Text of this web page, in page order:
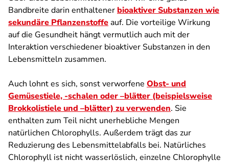
Bandbreite darin enthaltener bioaktiver Substanzen wie
sekundäre Pflanzenstoffeauf. Die vorteilige Wirkung
auf die Gesundheit hängt vermutlich auch mit der
Interaktion verschiedener bioaktiver Substanzen in den
Lebensmitteln zusammen.
Auch lohnt es sich, sonst verworfene Obst- und
Gemüsestiele, -schalen oder –blätter (beispielsweise
Brokkolistiele und –blätter) zu verwenden. Sie
enthalten zum Teil nicht unerhebliche Mengen
natürlichen Chlorophylls. Außerdem trägt das zur
Reduzierung des Lebensmittelabfalls bei. Natürliches
Chlorophyll ist nicht wasserlöslich, einzelne Chlorophylle